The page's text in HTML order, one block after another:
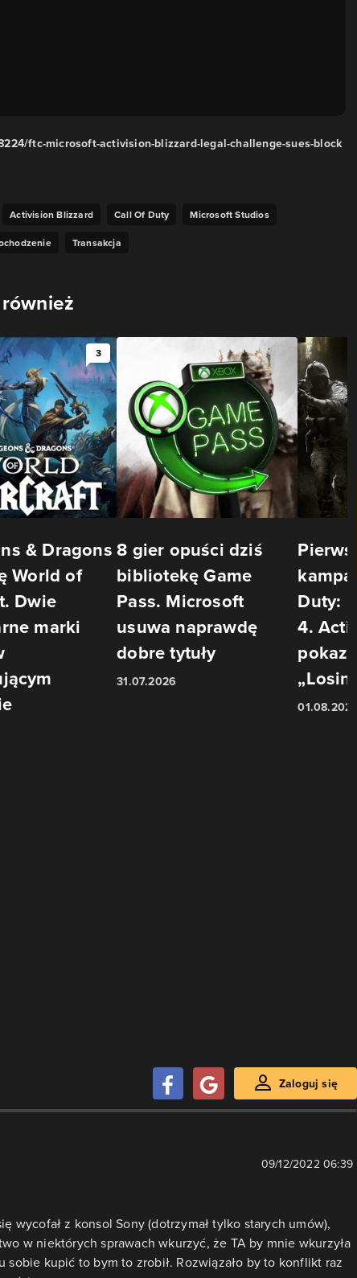
ftc-microsoft-activision-blizzard-legal-challenge-sues-block
Activision Blizzard Call Of Duty
Microsoft Studios
Transakcja
3
& Dragons
World of
Dwie
marki
8 gier opuści dziś
bibliotekę Game
Pass. Microsoft
usuwa naprawdę
dobre tytuły
31.07.2026
Duty:
4.
01.08.2026
Zaloguj się
09/12/2022 06:39
wycofał z konsol Sony (dotrzymał tylko starych umów),
w niektórych sprawach wkurzyć, że TA by mnie wkurzyła
kupić to bym to zrobił. Rozwiązało by to konflikt raz